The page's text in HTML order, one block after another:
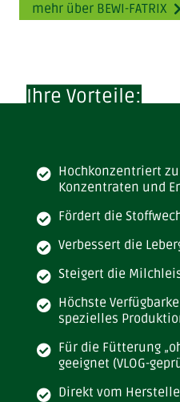
mehr über BEWI-FATRIX
Ihre Vorteile:
Hochkonzentriert
Konzentraten und
Fördert die
Verbessert die
Steigert die
Höchste
spezielles
Für die Fütterung
geeignet (VLOG-
Direkt vom